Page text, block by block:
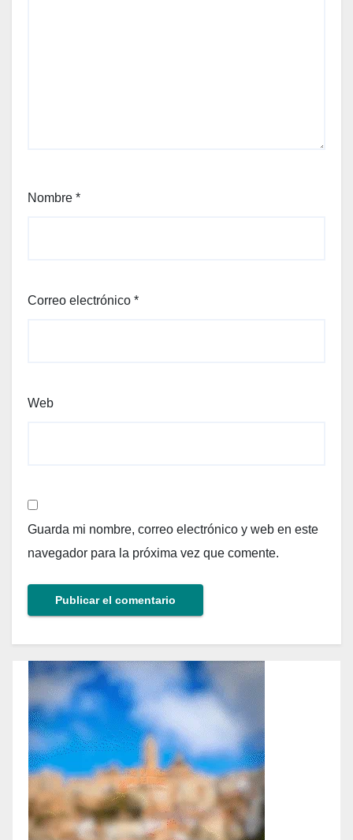
Nombre *
Correo electrónico *
Web
Guarda mi nombre, correo electrónico y web en este
navegador para la próxima vez que comente.